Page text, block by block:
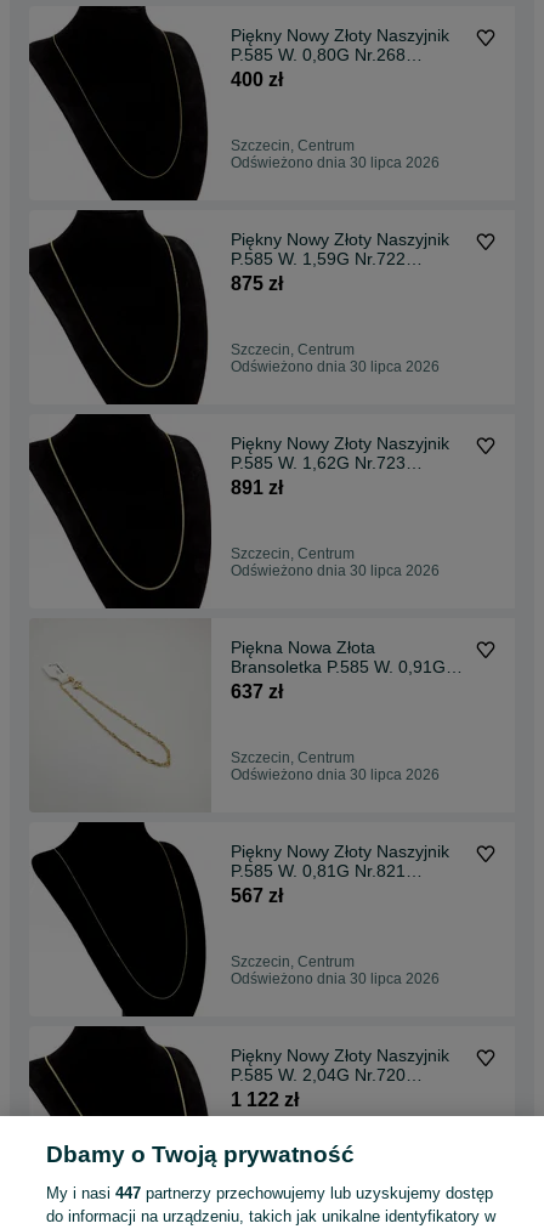
Piękny Nowy Złoty Naszyjnik
P.585 W. 0,80G Nr.268
Kołłątaja
400 zł
Szczecin, Centrum
Odświeżono dnia 30 lipca 2026
Piękny Nowy Złoty Naszyjnik
P.585 W. 1,59G Nr.722
Kołłątaja
875 zł
Szczecin, Centrum
Odświeżono dnia 30 lipca 2026
Piękny Nowy Złoty Naszyjnik
P.585 W. 1,62G Nr.723
Kołłątaja
891 zł
Szczecin, Centrum
Odświeżono dnia 30 lipca 2026
Piękna Nowa Złota
Bransoletka P.585 W. 0,91G
Nr.558 Rodła
637 zł
Szczecin, Centrum
Odświeżono dnia 30 lipca 2026
Piękny Nowy Złoty Naszyjnik
P.585 W. 0,81G Nr.821
Kołłątaja
567 zł
Szczecin, Centrum
Odświeżono dnia 30 lipca 2026
Piękny Nowy Złoty Naszyjnik
P.585 W. 2,04G Nr.720
Kołłątaja
1 122 zł
Szczecin, Centrum
Dbamy o Twoją prywatność
My i nasi447 partnerzy przechowujemy lub uzyskujemy dostęp
do informacji na urządzeniu, takich jak unikalne identyfikatory w